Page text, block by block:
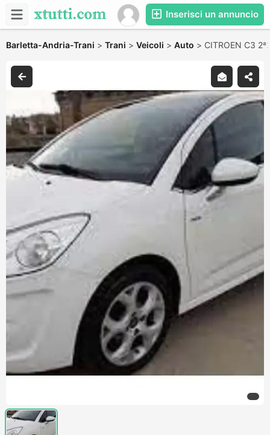
Inserisci un annuncio
Barletta-Andria-Trani > Trani > Veicoli > Auto > CITROEN C3